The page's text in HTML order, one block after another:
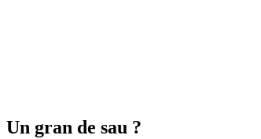
Un gran de sau ?